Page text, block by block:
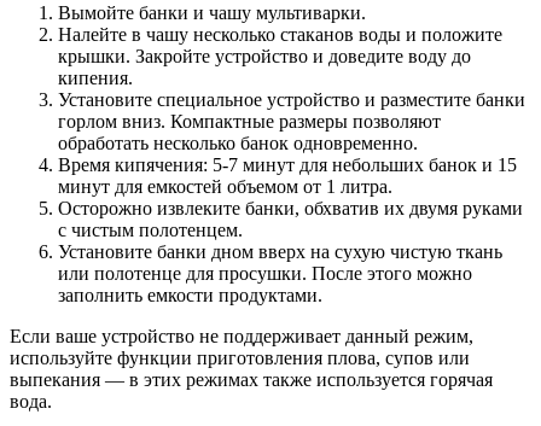
Вымойте банки и чашу мультиварки.
Налейте в чашу несколько стаканов воды и положите
крышки. Закройте устройство и доведите воду до
кипения.
Установите специальное устройство и разместите банки
горлом вниз. Компактные размеры позволяют
обработать несколько банок одновременно.
Время кипячения: 5-7 минут для небольших банок и 15
минут для емкостей объемом от 1 литра.
Осторожно извлеките банки, обхватив их двумя руками
с чистым полотенцем.
Установите банки дном вверх на сухую чистую ткань
или полотенце для просушки. После этого можно
заполнить емкости продуктами.
Если ваше устройство не поддерживает данный режим,
используйте функции приготовления плова, супов или
выпекания — в этих режимах также используется горячая
вода.